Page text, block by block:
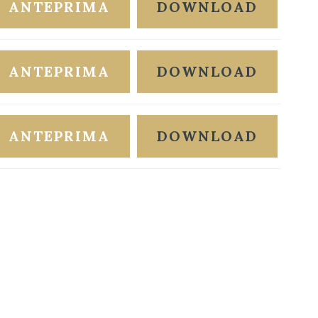
DOWNLOAD
ANTEPRIMA
DOWNLOAD
ANTEPRIMA
DOWNLOAD
ANTEPRIMA